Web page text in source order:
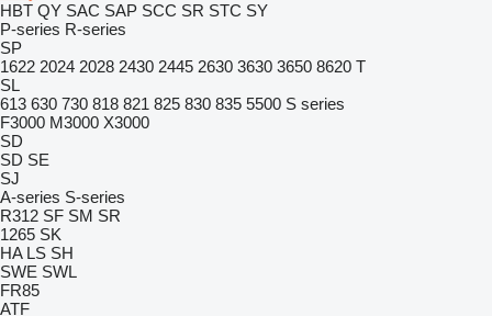
HBT QY SAC SAP SCC SR STC SY
P-series R-series
SP
1622 2024 2028 2430 2445 2630 3630 3650 8620 T
SL
613 630 730 818 821 825 830 835 5500 S series
F3000 M3000 X3000
SD
SD SE
SJ
A-series S-series
R312 SF SM SR
1265 SK
HA LS SH
SWE SWL
FR85
ATF